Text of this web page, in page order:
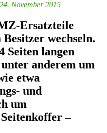
November 2015
Ersatzteile
wechseln.
Seiten langen
anderem um
etwa
und
um
–